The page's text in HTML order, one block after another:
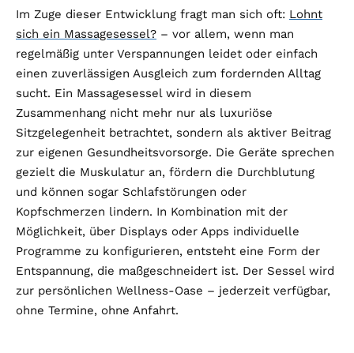
Im Zuge dieser Entwicklung fragt man sich oft: Lohnt
sich ein Massagesessel? – vor allem, wenn man
regelmäßig unter Verspannungen leidet oder einfach
einen zuverlässigen Ausgleich zum fordernden Alltag
sucht. Ein Massagesessel wird in diesem
Zusammenhang nicht mehr nur als luxuriöse
Sitzgelegenheit betrachtet, sondern als aktiver Beitrag
zur eigenen Gesundheitsvorsorge. Die Geräte sprechen
gezielt die Muskulatur an, fördern die Durchblutung
und können sogar Schlafstörungen oder
Kopfschmerzen lindern. In Kombination mit der
Möglichkeit, über Displays oder Apps individuelle
Programme zu konfigurieren, entsteht eine Form der
Entspannung, die maßgeschneidert ist. Der Sessel wird
zur persönlichen Wellness-Oase – jederzeit verfügbar,
ohne Termine, ohne Anfahrt.